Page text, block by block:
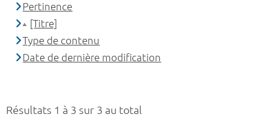
Résultats 1 à 3 sur 3 au total
Pertinence
[Titre]
Type de contenu
Date de dernière modification